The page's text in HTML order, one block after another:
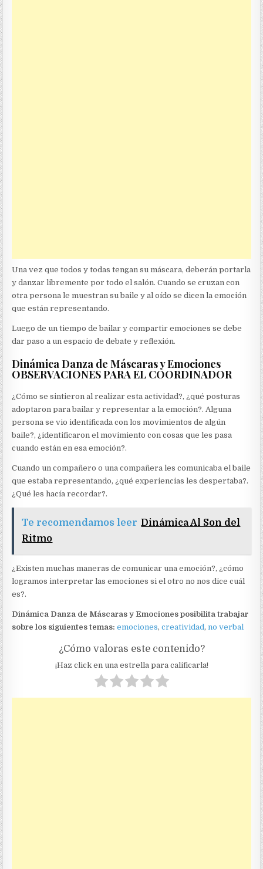
Una vez que todos y todas tengan su máscara, deberán portarla
y danzar libremente por todo el salón. Cuando se cruzan con
otra persona le muestran su baile y al oído se dicen la emoción
que están representando.
Luego de un tiempo de bailar y compartir emociones se debe
dar paso a un espacio de debate y reflexión.
Dinámica Danza de Máscaras y Emociones
OBSERVACIONES PARA EL COORDINADOR
¿Cómo se sintieron al realizar esta actividad?, ¿qué posturas
adoptaron para bailar y representar a la emoción?. Alguna
persona se vio identificada con los movimientos de algún
baile?, ¿identificaron el movimiento con cosas que les pasa
cuando están en esa emoción?.
Cuando un compañero o una compañera les comunicaba el baile
que estaba representando, ¿qué experiencias les despertaba?.
¿Qué les hacía recordar?.
Te recomendamos leer Dinámica Al Son del
Ritmo
¿Existen muchas maneras de comunicar una emoción?, ¿cómo
logramos interpretar las emociones si el otro no nos dice cuál
es?.
Dinámica Danza de Máscaras y Emociones posibilita trabajar
sobre los siguientes temas:emociones,creatividad,no verbal
¿Cómo valoras este contenido?
¡Haz click en una estrella para calificarla!